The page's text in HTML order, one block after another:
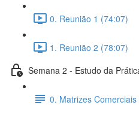
0. Reunião 1 (74:07)
1. Reunião 2 (78:07)
Semana 2 - Estudo da
0. Matrizes